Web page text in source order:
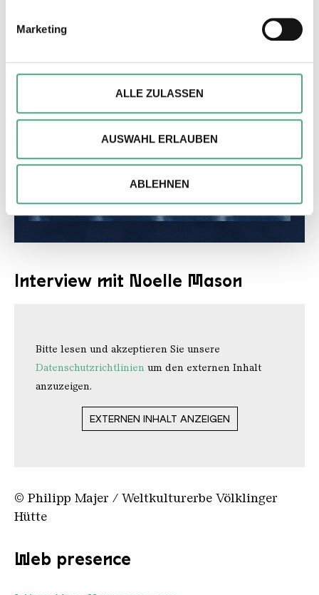
Erfahren Sie mehr darüber, wie Ihre persönlichen Daten
verarbeitet werden, und legen Sie Ihre Präferenzen im
Wir verwenden ggfs. Cookies, um Inhalte und Anzeigen
können und die Zugriffe auf unsere Website zu
analysieren. Außerdem geben wir ggfs. Informationen zu
Ihrer Verwendung unserer Website an unsere Partner für
Partner führen diese Informationen möglicherweise mit
weiteren Daten zusammen, die Sie ihnen bereitgestellt
haben oder die sie im Rahmen Ihrer Nutzung der Dienste
gesammelt haben.
Marketing
ALLE ZULASSEN
AUSWAHL ERLAUBEN
ABLEHNEN
Interview mit Noelle Mason
Bitte lesen und akzeptieren Sie unsere
Datenschutzrichtlinien um den externen Inhalt
anzuzeigen.
EXTERNEN INHALT ANZEIGEN
© Philipp Majer / Weltkulturerbe Völklinger
Hütte
Web presence